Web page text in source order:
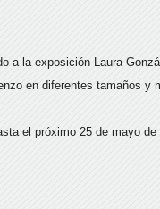
a la exposición Laura
en diferentes tamaños y
el próximo 25 de mayo